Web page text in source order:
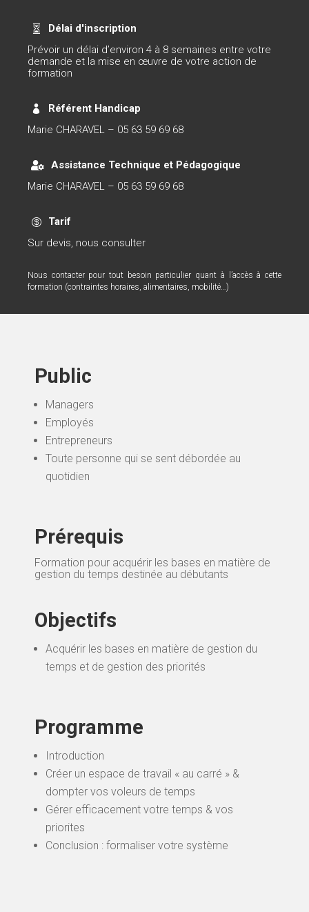
Public
Managers
Employés
Entrepreneurs
Toute personne qui se sent débordée au
quotidien
Prérequis
Formation pour acquérir les bases en matière de
gestion du temps destinée au débutants
Objectifs
Acquérir les bases en matière de gestion du
temps et de gestion des priorités
Programme
Introduction
Créer un espace de travail « au carré » &
dompter vos voleurs de temps
Gérer efficacement votre temps & vos
priorites
Conclusion : formaliser votre système

Délai d'inscription
Prévoir un délai d’environ 4 à 8 semaines entre votre
demande et la mise en œuvre de votre action de
formation

Référent Handicap
Marie CHARAVEL – 05 63 59 69 68

Assistance Technique et Pédagogique
Marie CHARAVEL – 05 63 59 69 68

Tarif
Sur devis, nous consulter
Nous contacter pour tout besoin particulier quant à l’accès à cette
formation (contraintes horaires, alimentaires, mobilité…)